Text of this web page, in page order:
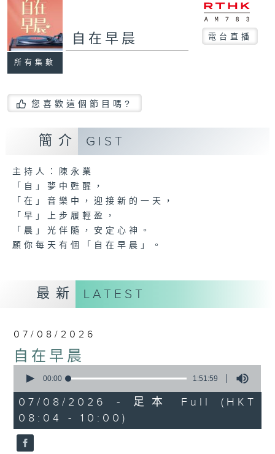
所有集數
自在早晨 電台直播
您喜歡這個節目嗎?
簡介 GIST
主持人：陳永業
「自」夢中甦醒，
「在」音樂中，迎接新的一天，
「早」上步履輕盈，
「晨」光伴隨，安定心神。
願你每天有個「自在早晨」。
最新 LATEST
07/08/2026
自在早晨
seconds
1
hour,
51
minutes,
59
seconds
00:00 1:51:59
07/08/2026 - 足本 Full (HKT
08:04 - 10:00)